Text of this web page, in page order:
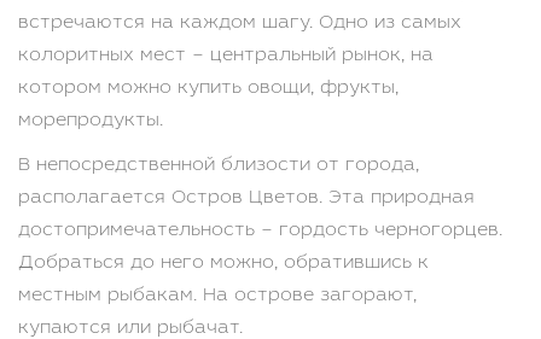
встречаются на каждом шагу. Одно из самых
колоритных мест – центральный рынок, на
котором можно купить овощи, фрукты,
морепродукты.
В непосредственной близости от города,
располагается Остров Цветов. Эта природная
достопримечательность – гордость черногорцев.
Добраться до него можно, обратившись к
местным рыбакам. На острове загорают,
купаются или рыбачат.